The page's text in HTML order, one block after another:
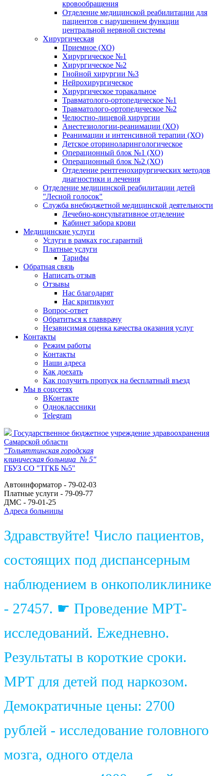
кровообращения
Отделение медицинской реабилитации для
пациентов с нарушением функции
центральной нервной системы
Хирургическая
Приемное (ХО)
Хирургическое №1
Хирургическое №2
Гнойной хирургии №3
Нейрохирургическое
Хирургическое торакальное
Травматолого-ортопедическое №1
Травматолого-ортопедическое №2
Челюстно-лицевой хирургии
Анестезиологии-реанимации (ХО)
Реанимации и интенсивной терапии (ХО)
Детское оториноларингологическое
Операционный блок №1 (ХО)
Операционный блок №2 (ХО)
Отделение рентгенохирургических методов
диагностики и лечения
Отделение медицинской реабилитации детей
"Лесной голосок"
Служба внебюджетной медицинской деятельности
Лечебно-консультативное отделение
Кабинет забора крови
Медицинские услуги
Услуги в рамках гос.гарантий
Платные услуги
Тарифы
Обратная связь
Написать отзыв
Отзывы
Нас благодарят
Нас критикуют
Вопрос-ответ
Обратиться к главврачу
Независимая оценка качества оказания услуг
Контакты
Режим работы
Контакты
Наши адреса
Как доехать
Как получить пропуск на бесплатный въезд
Мы в соцсетях
ВКонтакте
Одноклассники
Telegram
Государственное бюджетное учреждение здравоохранения
Самарской области
"Тольяттинская городская
клиническая больница № 5"
ГБУЗ СО "ТГКБ №5"
Автоинформатор - 79-02-03
Платные услуги - 79-09-77
ДМС - 79-01-25
Адреса больницы
Здравствуйте! Число пациентов,
состоящих под диспансерным
наблюдением в онкополиклинике
- 27457. ☛ Проведение МРТ-
исследований. Ежедневно.
Результаты в короткие сроки.
МРТ для детей под наркозом.
Демократичные цены: 2700
рублей - исследование головного
мозга, одного отдела